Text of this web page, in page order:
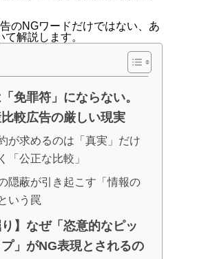
のNGワードだけではない、あ
解説します。
免罪符」にならない。
較広告の厳しい現実
が求めるのは「真実」だけ
「公正な比較」
隠蔽が引き起こす「情報の
いう罠
り】なぜ「恣意的なピッ
」がNG表現とされるの